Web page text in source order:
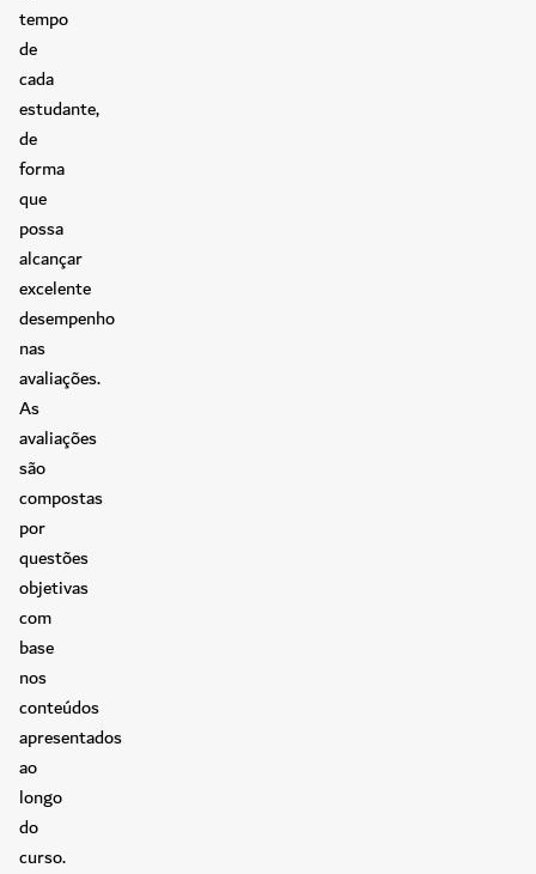
tempo
de
cada
estudante,
de
forma
que
possa
alcançar
excelente
desempenho
nas
avaliações.
As
avaliações
são
compostas
por
questões
objetivas
com
base
nos
conteúdos
apresentados
ao
longo
do
curso.